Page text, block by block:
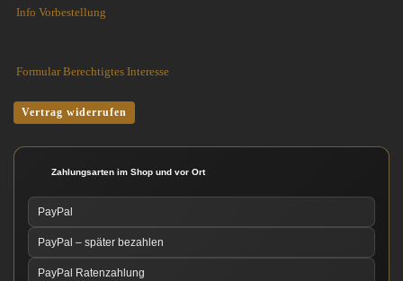
Info Vorbestellung
Formular Berechtigtes Interesse
Vertrag widerrufen
Zahlungsarten im Shop und vor Ort
PayPal
PayPal – später bezahlen
PayPal Ratenzahlung